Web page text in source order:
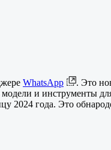
WhatsApp
. Это
и инструменты
2024 года. Это